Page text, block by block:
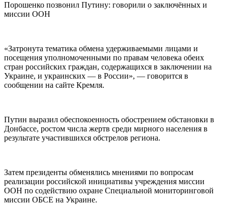
Порошенко позвонил Путину: говорили о заключённых и
миссии ООН
«Затронута тематика обмена удерживаемыми лицами и
посещения уполномоченными по правам человека обеих
стран российских граждан, содержащихся в заключении на
Украине, и украинских — в России», — говорится в
сообщении на сайте Кремля.
Путин выразил обеспокоенность обострением обстановки в
Донбассе, ростом числа жертв среди мирного населения в
результате участившихся обстрелов региона.
Затем президенты обменялись мнениями по вопросам
реализации российской инициативы учреждения миссии
ООН по содействию охране Специальной мониторинговой
миссии ОБСЕ на Украине.